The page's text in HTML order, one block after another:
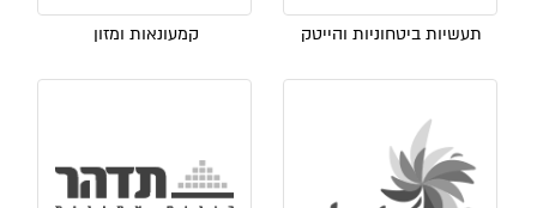
תעשיות ביטחוניות והייטק קמעונאות ומזון